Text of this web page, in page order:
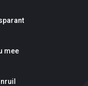
mee